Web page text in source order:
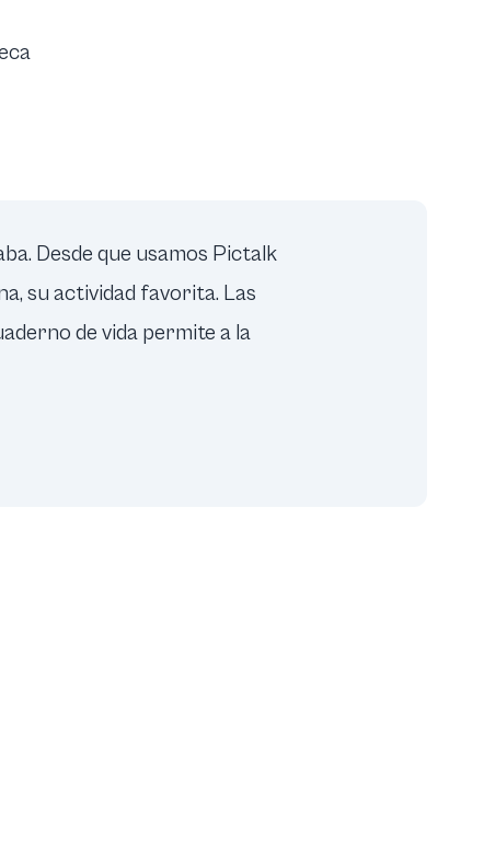
Desde que usamos Pictalk
su actividad favorita. Las
de vida permite a la